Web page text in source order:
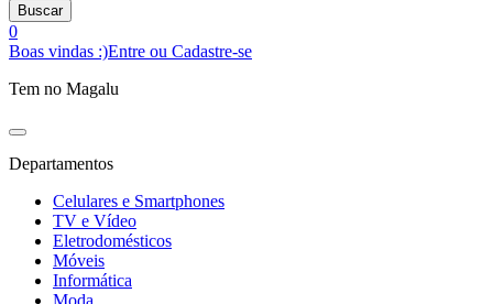
Buscar
0
Boas vindas :)Entre ou Cadastre-se
Tem no Magalu
Departamentos
Celulares e Smartphones
TV e Vídeo
Eletrodomésticos
Móveis
Informática
Moda